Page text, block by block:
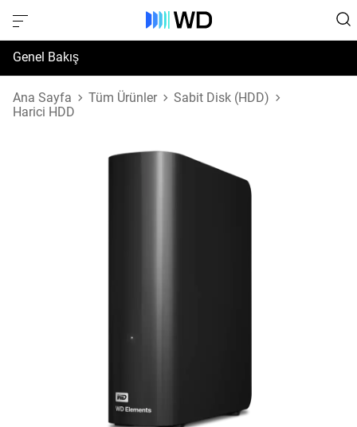
Genel Bakış
Özellikler
Ana Sayfa Tüm Ürünler
Sabit Disk (HDD)
Harici HDD